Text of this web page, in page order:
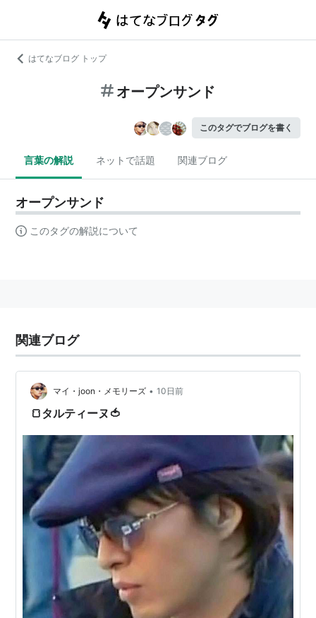
はてなブログ トップ
オープンサンド
このタグでブログを書く
言葉の解説 ネットで話題 関連ブログ
オープンサンド
このタグの解説について
関連ブログ
マイ・joon・メモリーズ • 10日前
🍞タルティーヌ🍅